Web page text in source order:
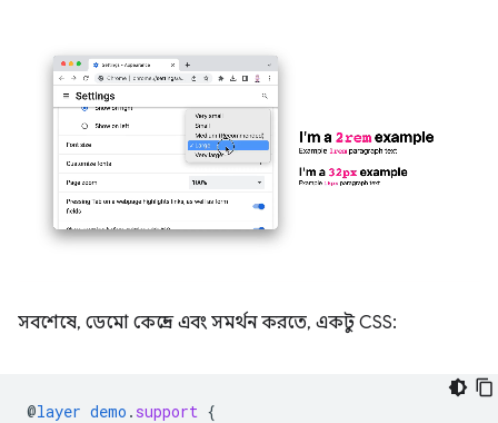
সবশেষে, ডেমো কেন্দ্রে এবং সমর্থন করতে, একটু CSS:
@layer demo . support {